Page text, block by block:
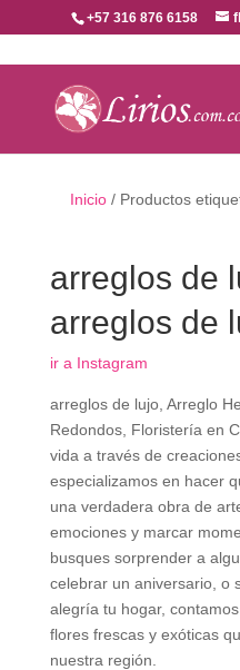
+57 316 876 6158
Inicio/ Productos
arreglos de
arreglos de
ir a Instagram
arreglos de lujo, Arreglo
Redondos, Floristería en
vida a través de
especializamos en hacer
una verdadera obra de
emociones y marcar
busques sorprender a
celebrar un aniversario, o
alegría tu hogar,
flores frescas y exóticas
nuestra región.